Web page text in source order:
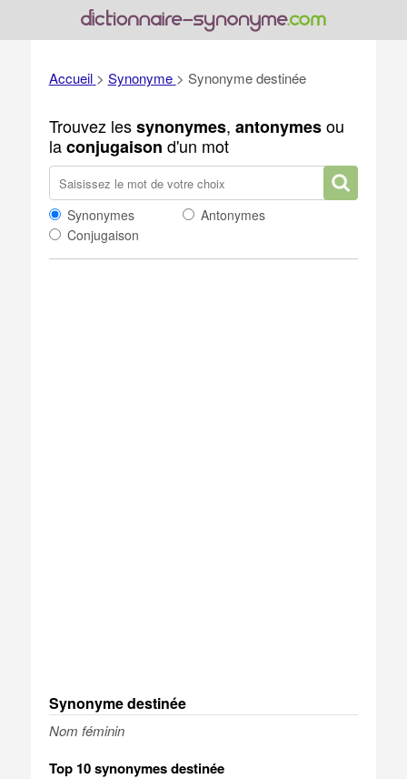
Accueil > Synonyme > Synonyme destinée
Trouvez lessynonymes, antonymesou
laconjugaison d'un mot
Synonymes
Antonymes
Conjugaison
Synonyme destinée
Nom féminin
Top 10 synonymes destinée